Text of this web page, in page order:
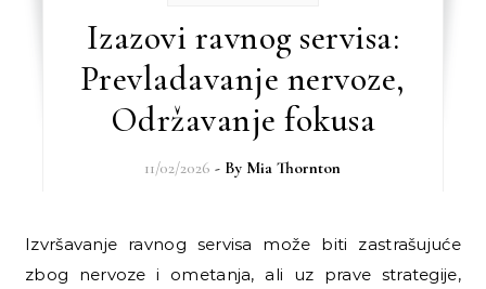
Izazovi ravnog servisa:
Prevladavanje nervoze,
Održavanje fokusa
11/02/2026 - By Mia Thornton
Izvršavanje ravnog servisa može biti zastrašujuće
zbog nervoze i ometanja, ali uz prave strategije,